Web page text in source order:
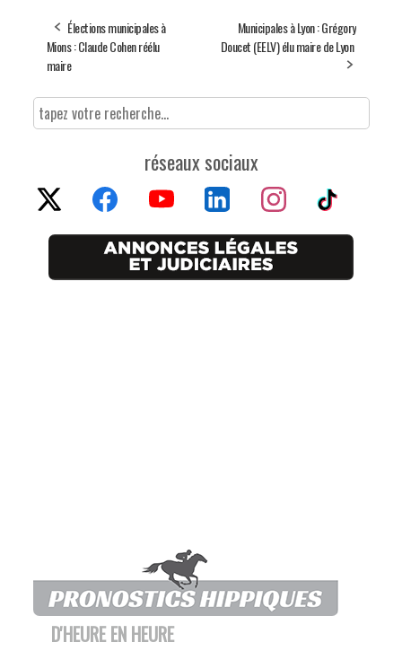
Élections municipales à
Mions : Claude Cohen réélu
maire
Municipales à Lyon : Grégory
Doucet (EELV) élu maire de Lyon
réseaux sociaux
D'HEURE EN HEURE